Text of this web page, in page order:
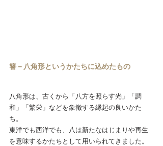
簪－八角形というかたちに込めたもの
八角形は、古くから「八方を照らす光」「調
和」「繁栄」などを象徴する縁起の良いかた
ち。
東洋でも西洋でも、八は新たなはじまりや再生
を意味するかたちとして用いられてきました。